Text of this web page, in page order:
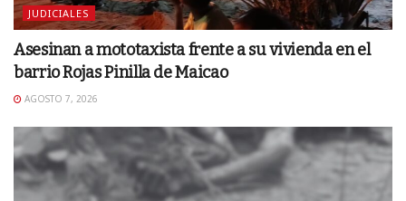
JUDICIALES
Asesinan a mototaxista frente a su vivienda en el
barrio Rojas Pinilla de Maicao
AGOSTO 7, 2026